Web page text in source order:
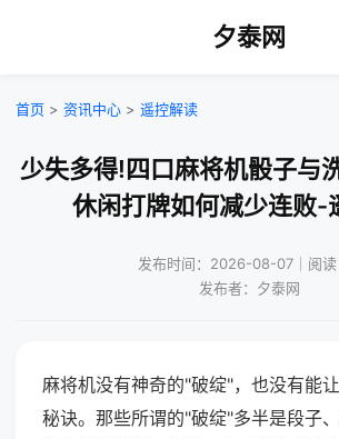
夕泰网
首页 > 资讯中心 > 遥控解读
少失多得!四口麻将机骰子与
休闲打牌如何减少连败-
发布时间：2026-08-07｜阅读
发布者：夕泰网
麻将机没有神奇的"破绽"，也没有能
秘诀。那些所谓的"破绽"多半是段子